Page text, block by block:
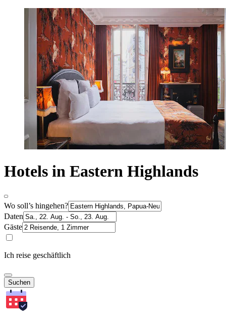
Hotels in Eastern Highlands
Wo soll’s hingehen?
Daten
Gäste
Ich reise geschäftlich
Suchen